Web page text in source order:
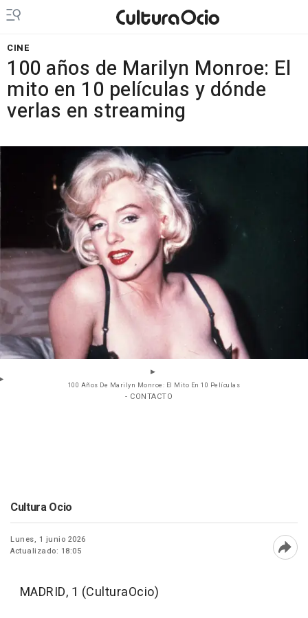
CINE
100 años de Marilyn Monroe: El
mito en 10 películas y dónde
verlas en streaming
100 Años De Marilyn Monroe: El Mito En 10 Películas
- CONTACTO
Cultura Ocio
Lunes, 1 junio 2026
Actualizado: 18:05
MADRID, 1 (CulturaOcio)